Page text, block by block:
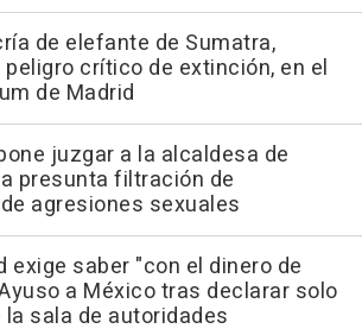
de elefante de Sumatra,
crítico de extinción, en el
de Madrid
juzgar a la alcaldesa de
presunta filtración de
agresiones sexuales
exige saber "con el dinero de
a México tras declarar solo
sala de autoridades